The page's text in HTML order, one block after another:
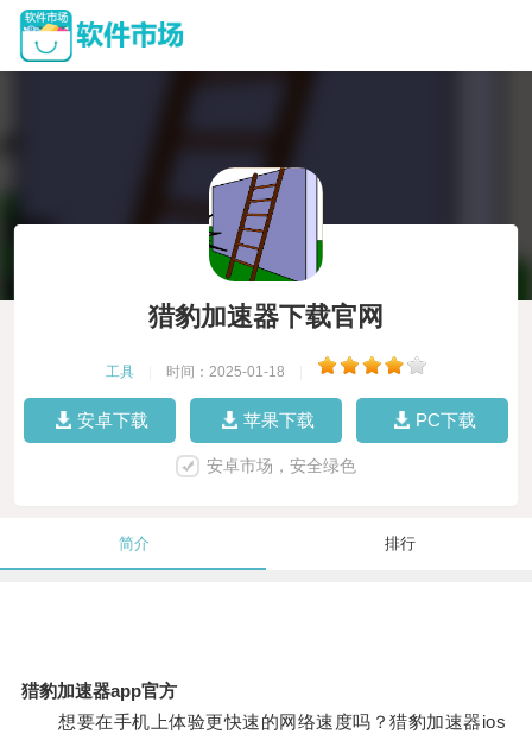
猎豹加速器下载官网
工具 时间：2025-01-18
安卓下载 苹果下载 PC下载
安卓市场，安全绿色
简介 排行
猎豹加速器app官方
想要在手机上体验更快速的网络速度吗？猎豹加速器ios